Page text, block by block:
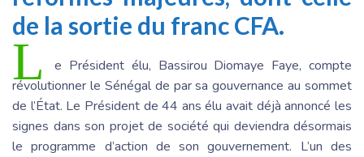
de la sortie du franc CFA.
L
e Président élu, Bassirou Diomaye Faye, compte
révolutionner le Sénégal de par sa gouvernance au sommet
de l’État. Le Président de 44 ans élu avait déjà annoncé les
signes dans son projet de société qui deviendra désormais
le programme d’action de son gouvernement. L’un des